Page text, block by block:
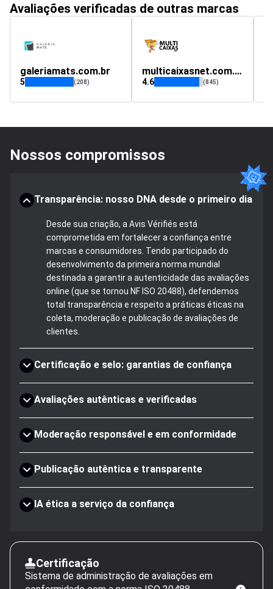
Avaliações verificadas de outras marcas
galeriamats.com.br
5 (208)
multicaixasnet.com.br
4.6 (845)
Nossos compromissos
Transparência: nosso DNA desde o primeiro dia
Desde sua criação, a Avis Vérifiés está
comprometida em fortalecer a confiança entre
marcas e consumidores. Tendo participado do
desenvolvimento da primeira norma mundial
destinada a garantir a autenticidade das avaliações
online (que se tornou NF ISO 20488), defendemos
total transparência e respeito a práticas éticas na
coleta, moderação e publicação de avaliações de
clientes.
Certificação e selo: garantias de confiança
Avaliações autênticas e verificadas
Moderação responsável e em conformidade
Publicação autêntica e transparente
IA ética a serviço da confiança
Certificação
Sistema de administração de avaliações em